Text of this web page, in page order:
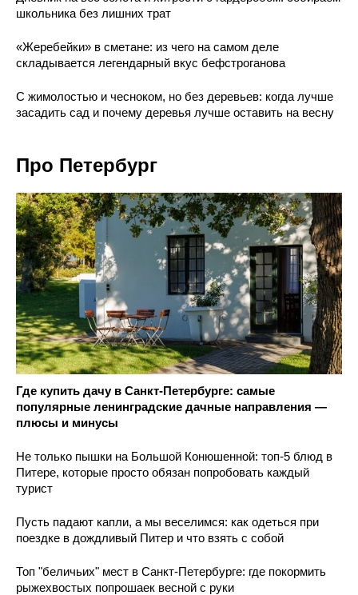
школьника без лишних трат
«Жеребейки» в сметане: из чего на самом деле
складывается легендарный вкус бефстроганова
С жимолостью и чесноком, но без деревьев: когда лучше
засадить сад и почему деревья лучше оставить на весну
Про Петербург
Где купить дачу в Санкт-Петербурге: самые
популярные ленинградские дачные направления —
плюсы и минусы
Не только пышки на Большой Конюшенной: топ-5 блюд в
Питере, которые просто обязан попробовать каждый
турист
Пусть падают капли, а мы веселимся: как одеться при
поездке в дождливый Питер и что взять с собой
Топ "беличьих" мест в Санкт-Петербурге: где покормить
рыжехвостых попрошаек весной с руки